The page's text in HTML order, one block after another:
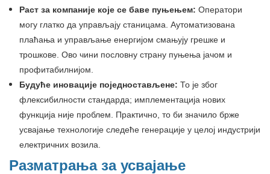
Раст за компаније које се баве пуњењем: Оператори
могу глатко да управљају станицама. Аутоматизована
плаћања и управљање енергијом смањују грешке и
трошкове. Ово чини пословну страну пуњења јачом и
профитабилнијом.
Будуће иновације поједностављене: То је због
флексибилности стандарда; имплементација нових
функција није проблем. Практично, то би значило брже
усвајање технологије следеће генерације у целој индустрији
електричних возила.
Разматрања за усвајање